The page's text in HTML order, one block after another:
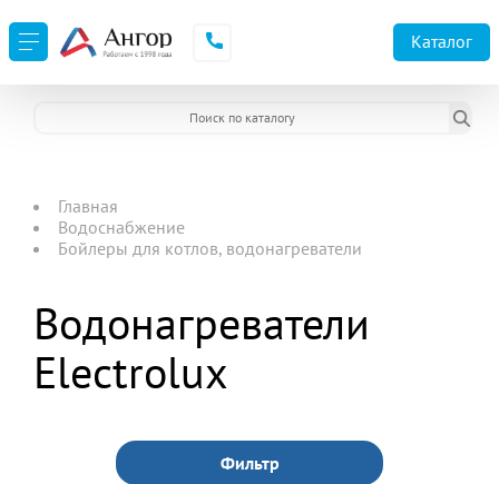
Каталог
Главная
Водоснабжение
Бойлеры для котлов, водонагреватели
Водонагреватели
Electrolux
Фильтр